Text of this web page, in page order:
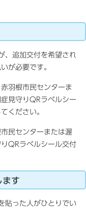
、追加交付を希望され
が必要です。
羽根市民センターま
見守りQRラベルシー
ください。
民センターまたは渥
QRラベルシール交付
ます
貼った人がひとりでい